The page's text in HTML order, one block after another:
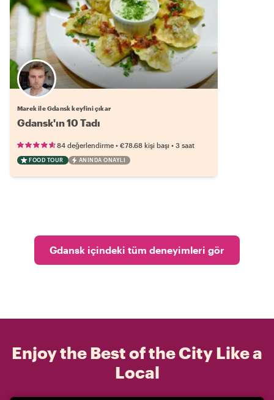
Marek ile Gdansk keyfini çıkar
Gdansk'ın 10 Tadı
84 değerlendirme • €78.68 kişi başı • 3 saat
FOOD TOUR ANINDA ONAYLI
Gdansk içindeki tüm deneyimleri gör
Enjoy the Best of the City Like a
Local